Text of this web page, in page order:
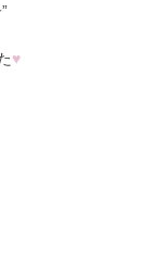
♥